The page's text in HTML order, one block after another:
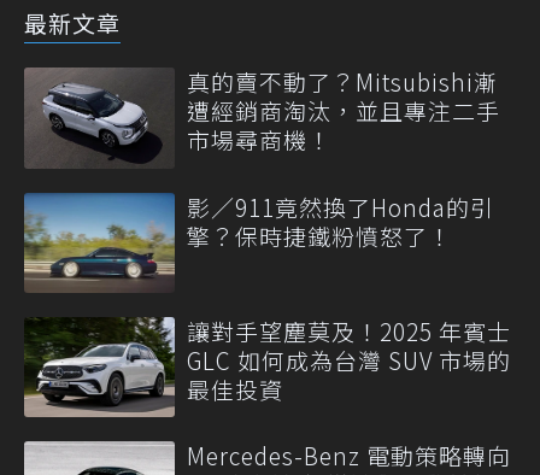
最新文章
真的賣不動了？Mitsubishi漸
遭經銷商淘汰，並且專注二手
市場尋商機！
影／911竟然換了Honda的引
擎？保時捷鐵粉憤怒了！
讓對手望塵莫及！2025 年賓士
GLC 如何成為台灣 SUV 市場的
最佳投資
Mercedes-Benz 電動策略轉向